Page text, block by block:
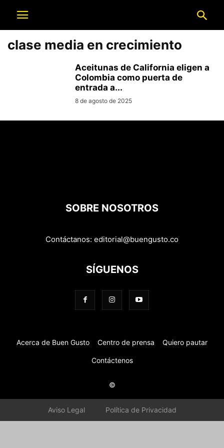
clase media en crecimiento
Aceitunas de California eligen a
Colombia como puerta de
entrada a...
8 de agosto de 2025
SOBRE NOSOTROS
Contáctanos: editorial@buengusto.co
SÍGUENOS
Acerca de Buen Gusto Centro de prensa Quiero pautar
Contáctenos
©
Aviso Legal Política de Privacidad